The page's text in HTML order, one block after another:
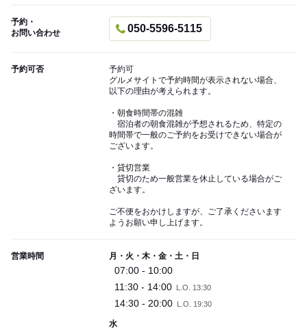
予約・
お問い合わせ
050-5596-5115
予約可否
予約可
グルメサイトで予約時間が表示されない場合、
以下の理由が考えられます。
・朝食時間帯の混雑
宿泊者の朝食混雑が予想されるため、特定の
時間帯で一般のご予約をお受けできない場合が
ございます。
・貸切営業
貸切のため一般営業を休止している場合がご
ざいます。
ご不便をおかけしますが、ご了承くださいます
ようお願い申し上げます。
営業時間 月・火・木・金・土・日
07:00 - 10:00
11:30 - 14:00 L.O. 13:30
14:30 - 20:00 L.O. 19:30
水